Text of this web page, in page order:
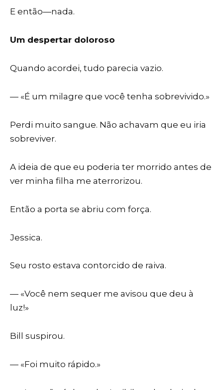
E então—nada.
Um despertar doloroso
Quando acordei, tudo parecia vazio.
— «É um milagre que você tenha sobrevivido.»
Perdi muito sangue. Não achavam que eu iria
sobreviver.
A ideia de que eu poderia ter morrido antes de
ver minha filha me aterrorizou.
Então a porta se abriu com força.
Jessica.
Seu rosto estava contorcido de raiva.
— «Você nem sequer me avisou que deu à
luz!»
Bill suspirou.
— «Foi muito rápido.»